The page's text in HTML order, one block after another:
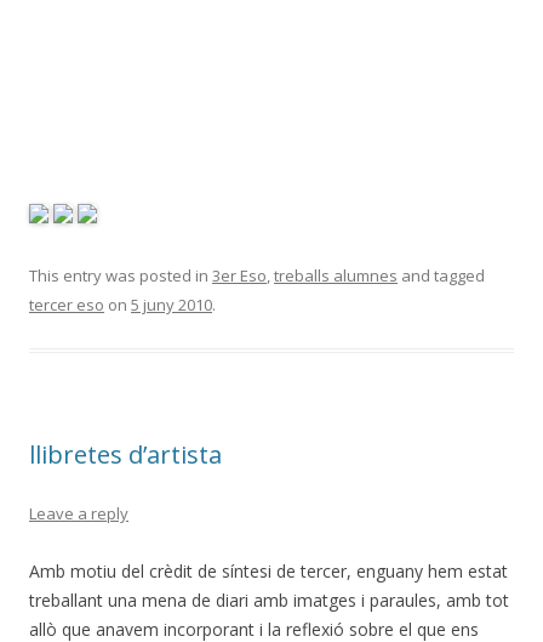
This entry was posted in 3er Eso,treballs alumnes and tagged
tercer eso on 5 juny 2010.
llibretes d’artista
Leave a reply
Amb motiu del crèdit de síntesi de tercer, enguany hem estat
treballant una mena de diari amb imatges i paraules, amb tot
allò que anavem incorporant i la reflexió sobre el que ens